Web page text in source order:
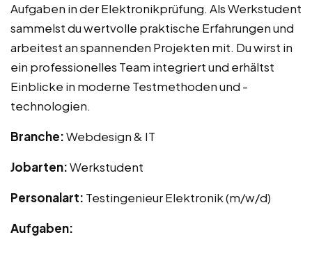
Aufgaben in der Elektronikprüfung. Als Werkstudent
sammelst du wertvolle praktische Erfahrungen und
arbeitest an spannenden Projekten mit. Du wirst in
ein professionelles Team integriert und erhältst
Einblicke in moderne Testmethoden und -
technologien.
Branche:Webdesign & IT
Jobarten:Werkstudent
Personalart: Testingenieur Elektronik (m/w/d)
Aufgaben: